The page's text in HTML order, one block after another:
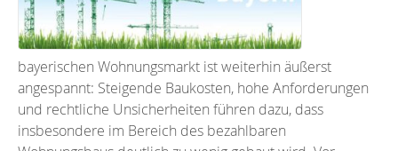
bayerischen Wohnungsmarkt ist weiterhin äußerst
angespannt: Steigende Baukosten, hohe Anforderungen
und rechtliche Unsicherheiten führen dazu, dass
insbesondere im Bereich des bezahlbaren